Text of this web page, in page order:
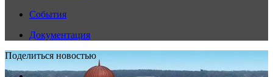
События
Документация
Поделиться новостью